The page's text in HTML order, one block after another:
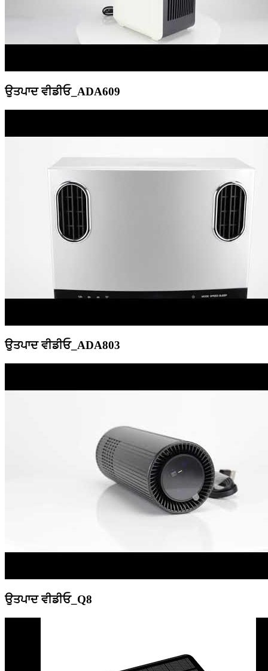
ਉਤਪਾਦ ਵੀਡੀਓ_ADA609
ਉਤਪਾਦ ਵੀਡੀਓ_ADA803
ਉਤਪਾਦ ਵੀਡੀਓ_Q8